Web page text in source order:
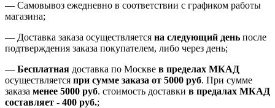
— Самовывоз ежедневно в соответствии с графиком работы
магазина;
— Доставка заказа осуществляется на следующий день после
подтверждения заказа покупателем, либо через день;
— Бесплатная доставка по Москве в пределах МКАД
осуществляется при сумме заказа от 5000 руб. При сумме
заказа менее 5000 руб. стоимость доставки в предалах МКАД
составляет - 400 руб.;